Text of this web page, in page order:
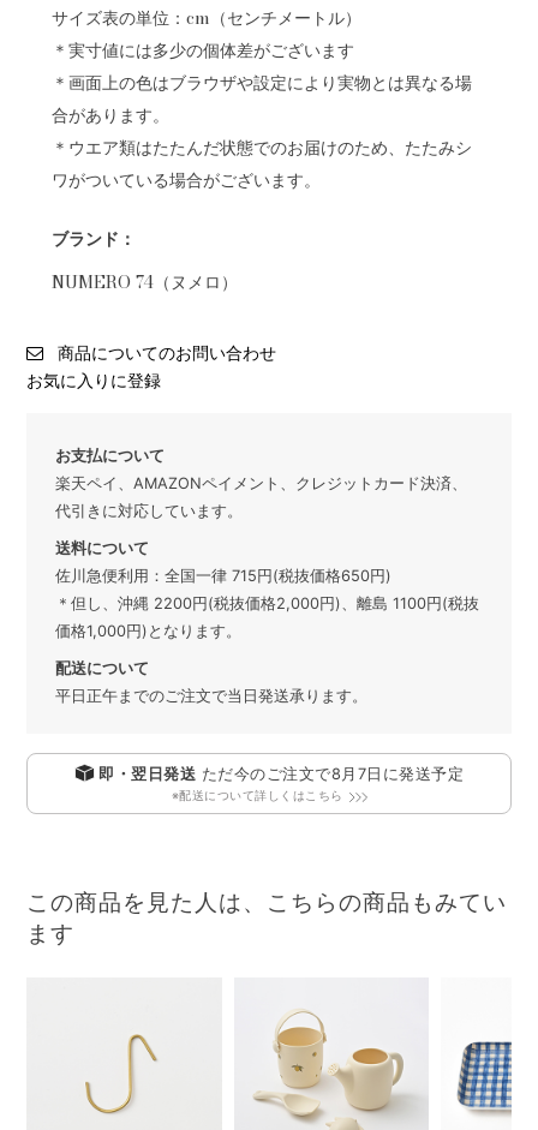
サイズ表の単位：cm（センチメートル）
＊実寸値には多少の個体差がございます
＊画面上の色はブラウザや設定により実物とは異なる場
合があります。
＊ウエア類はたたんだ状態でのお届けのため、たたみシ
ワがついている場合がございます。
ブランド：
NUMERO 74（ヌメロ）
商品についてのお問い合わせ
お気に入りに登録
お支払について
楽天ペイ、AMAZONペイメント、クレジットカード決済、
代引きに対応しています。
送料について
佐川急便利用：全国一律 715円(税抜価格650円)
＊但し、沖縄 2200円(税抜価格2,000円)、離島 1100円(税抜
価格1,000円)となります。
配送について
平日正午までのご注文で当日発送承ります。
即・翌日発送 ただ今のご注文で8月7日 に発送予定
※配送について詳しくはこちら
この商品を見た人は、こちらの商品もみてい
ます